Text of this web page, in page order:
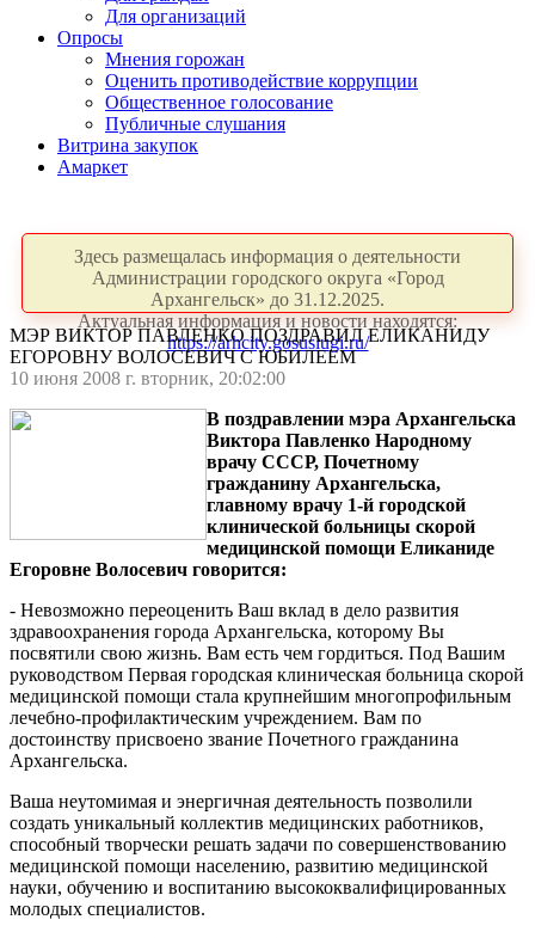
Для организаций
Опросы
Мнения горожан
Оценить противодействие коррупции
Общественное голосование
Публичные слушания
Витрина закупок
Амаркет
Здесь размещалась информация о деятельности
Администрации городского округа «Город
Архангельск» до 31.12.2025.
Актуальная информация и новости находятся:
https://arhcity.gosuslugi.ru/
МЭР ВИКТОР ПАВЛЕНКО ПОЗДРАВИЛ ЕЛИКАНИДУ
ЕГОРОВНУ ВОЛОСЕВИЧ С ЮБИЛЕЕМ
10 июня 2008 г. вторник, 20:02:00
В поздравлении мэра Архангельска
Виктора Павленко Народному
врачу СССР, Почетному
гражданину Архангельска,
главному врачу 1-й городской
клинической больницы скорой
медицинской помощи Еликаниде
Егоровне Волосевич говорится:
- Невозможно переоценить Ваш вклад в дело развития
здравоохранения города Архангельска, которому Вы
посвятили свою жизнь. Вам есть чем гордиться. Под Вашим
руководством Первая городская клиническая больница скорой
медицинской помощи стала крупнейшим многопрофильным
лечебно-профилактическим учреждением. Вам по
достоинству присвоено звание Почетного гражданина
Архангельска.
Ваша неутомимая и энергичная деятельность позволили
создать уникальный коллектив медицинских работников,
способный творчески решать задачи по совершенствованию
медицинской помощи населению, развитию медицинской
науки, обучению и воспитанию высококвалифицированных
молодых специалистов.